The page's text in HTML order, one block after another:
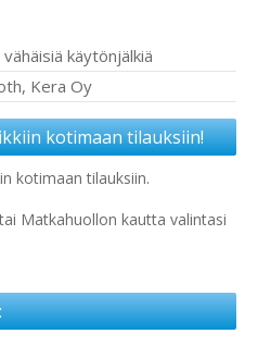
käytönjälkiä
Kera Oy
kotimaan tilauksiin!
kotimaan tilauksiin.
Matkahuollon kautta valintasi